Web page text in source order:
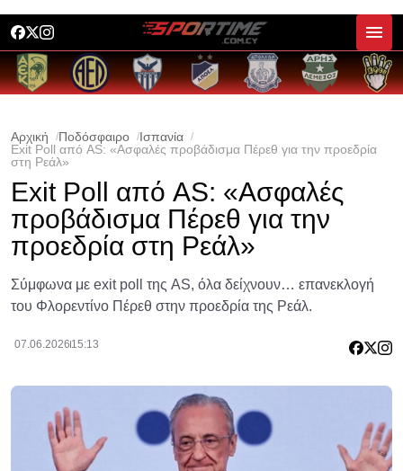
Αρχική Ποδόσφαιρο
Ισπανία
Exit Poll από AS: «Ασφαλές προβάδισμα Πέρεθ για την προεδρία
στη Ρεάλ»
Exit Poll από AS: «Ασφαλές
προβάδισμα Πέρεθ για την
προεδρία στη Ρεάλ»
Σύμφωνα με exit poll της AS, όλα δείχνουν… επανεκλογή
του Φλορεντίνο Πέρεθ στην προεδρία της Ρεάλ.
07.06.2026 15:13